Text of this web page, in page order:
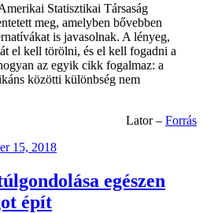
Statisztikai Társaság
meg, amelyben bővebben
is javasolnak. A lényeg,
el kell törölni, és el kell fogadni a
az egyik cikk fogalmaz: a
közötti különbség nem
Lator – Forrás
15, 2018
egészen
épít